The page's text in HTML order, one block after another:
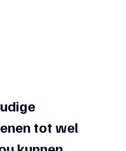
tot wel